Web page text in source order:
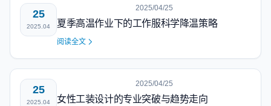
25
2025.04
2025/04/25
夏季高温作业下的工作服科学降温策略
阅读全文
25
2025.04
2025/04/25
女性工装设计的专业突破与趋势走向